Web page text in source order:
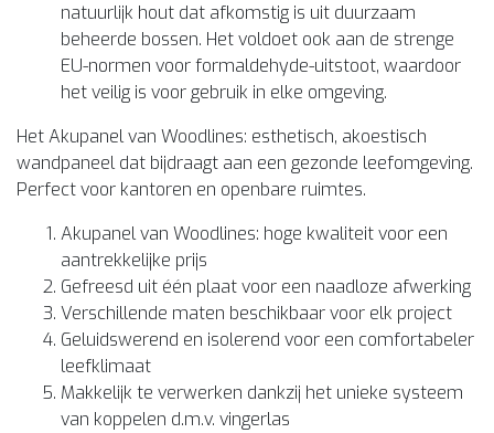
natuurlijk hout dat afkomstig is uit duurzaam
beheerde bossen. Het voldoet ook aan de strenge
EU-normen voor formaldehyde-uitstoot, waardoor
het veilig is voor gebruik in elke omgeving.
Het Akupanel van Woodlines: esthetisch, akoestisch
wandpaneel dat bijdraagt aan een gezonde leefomgeving.
Perfect voor kantoren en openbare ruimtes.
Akupanel van Woodlines: hoge kwaliteit voor een
aantrekkelijke prijs
Gefreesd uit één plaat voor een naadloze afwerking
Verschillende maten beschikbaar voor elk project
Geluidswerend en isolerend voor een comfortabeler
leefklimaat
Makkelijk te verwerken dankzij het unieke systeem
van koppelen d.m.v. vingerlas